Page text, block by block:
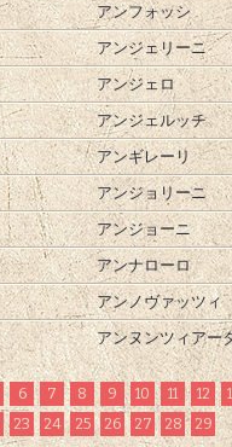
アンフォッシ
アンジェリーニ
アンジェロ
アンジェルッチ
アンギレーリ
アンジョリーニ
アンジョーニ
アンナローロ
アンノヴァッツィ
アンヌンツィアー
6 7 8 9 10 11 12
23 24 25 26 27 28 29